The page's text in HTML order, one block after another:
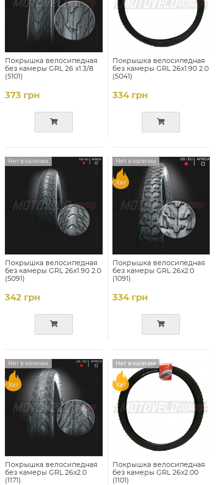
Покрышка велосипедная
без камеры GRL 26 х1.3/8
(5101)
373 грн
Покрышка велосипедная
без камеры GRL 26x1.90 2.0
(5041)
334 грн
Покрышка велосипедная
без камеры GRL 26x1.90 2.0
(5091)
Нет в наличии
342 грн
Покрышка велосипедная
без камеры GRL 26x2.0
(1091)
Нет в наличии
Хит
334 грн
Покрышка велосипедная
без камеры GRL 26x2.0
(1171)
Нет в наличии
Хит
Покрышка велосипедная
без камеры GRL 26x2.00
(1101)
Нет в наличии
Хит